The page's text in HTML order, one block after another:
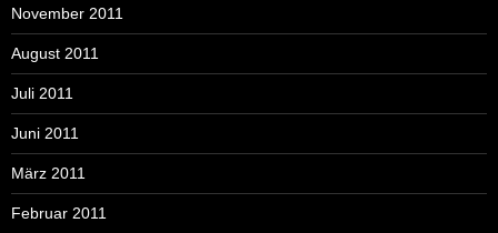
November 2011
August 2011
Juli 2011
Juni 2011
März 2011
Februar 2011